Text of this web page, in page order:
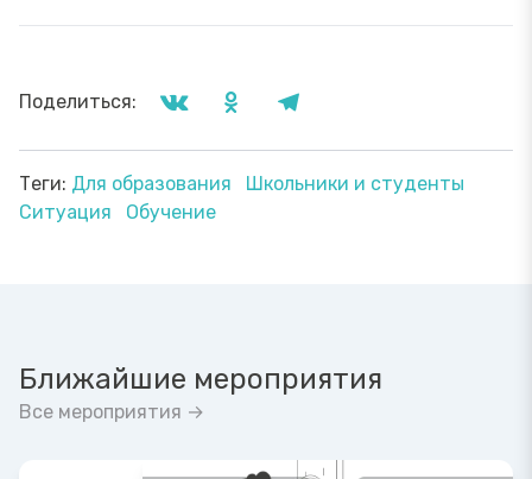
Поделиться:
Теги: Для образования
Школьники и студенты
Ситуация
Обучение
Ближайшие мероприятия
Все мероприятия →